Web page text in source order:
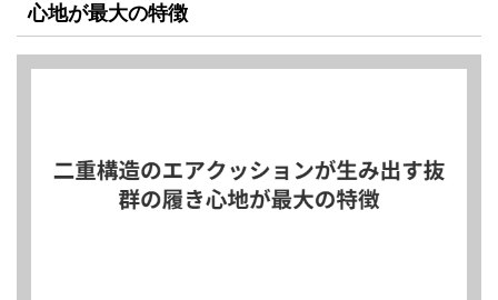
心地が最大の特徴